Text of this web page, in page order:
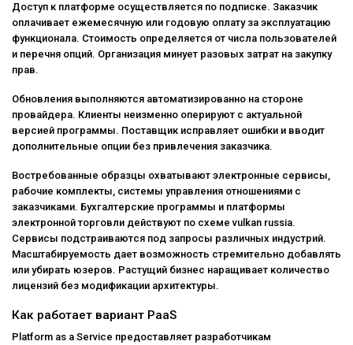
Доступ к платформе осуществляется по подписке. Заказчик
оплачивает ежемесячную или годовую оплату за эксплуатацию
функционала. Стоимость определяется от числа пользователей
и перечня опций. Организация минует разовых затрат на закупку
прав.
Обновления выполняются автоматизированно на стороне
провайдера. Клиенты неизменно оперируют с актуальной
версией программы. Поставщик исправляет ошибки и вводит
дополнительные опции без привлечения заказчика.
Востребованные образцы охватывают электронные сервисы,
рабочие комплекты, системы управления отношениями с
заказчиками. Бухгалтерские программы и платформы
электронной торговли действуют по схеме vulkan russia.
Сервисы подстраиваются под запросы различных индустрий.
Масштабируемость дает возможность стремительно добавлять
или убирать юзеров. Растущий бизнес наращивает количество
лицензий без модификации архитектуры.
Как работает вариант PaaS
Platform as a Service предоставляет разработчикам